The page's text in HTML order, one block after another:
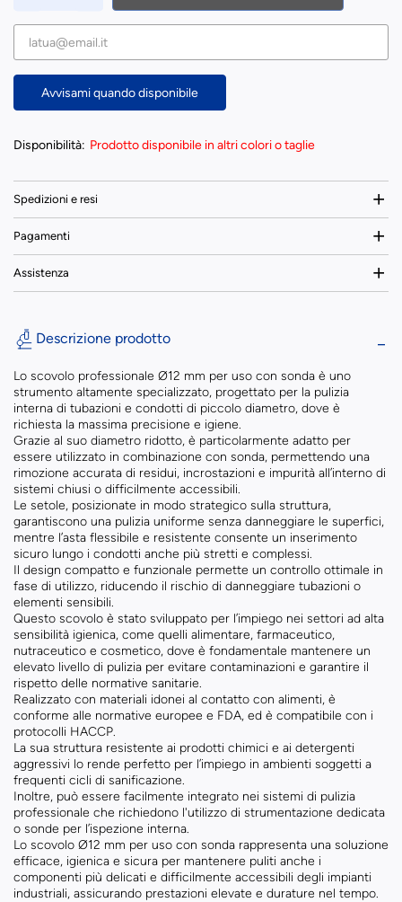
Avvisami quando disponibile
Disponibilità: Prodotto disponibile in altri colori o taglie
Spedizioni e resi
Pagamenti
Assistenza
Descrizione prodotto
Lo scovolo professionale Ø12 mm per uso con sonda è uno
strumento altamente specializzato, progettato per la pulizia
interna di tubazioni e condotti di piccolo diametro, dove è
richiesta la massima precisione e igiene.
Grazie al suo diametro ridotto, è particolarmente adatto per
essere utilizzato in combinazione con sonda, permettendo una
rimozione accurata di residui, incrostazioni e impurità all’interno di
sistemi chiusi o difficilmente accessibili.
Le setole, posizionate in modo strategico sulla struttura,
garantiscono una pulizia uniforme senza danneggiare le superfici,
mentre l’asta flessibile e resistente consente un inserimento
sicuro lungo i condotti anche più stretti e complessi.
Il design compatto e funzionale permette un controllo ottimale in
fase di utilizzo, riducendo il rischio di danneggiare tubazioni o
elementi sensibili.
Questo scovolo è stato sviluppato per l’impiego nei settori ad alta
sensibilità igienica, come quelli alimentare, farmaceutico,
nutraceutico e cosmetico, dove è fondamentale mantenere un
elevato livello di pulizia per evitare contaminazioni e garantire il
rispetto delle normative sanitarie.
Realizzato con materiali idonei al contatto con alimenti, è
conforme alle normative europee e FDA, ed è compatibile con i
protocolli HACCP.
La sua struttura resistente ai prodotti chimici e ai detergenti
aggressivi lo rende perfetto per l’impiego in ambienti soggetti a
frequenti cicli di sanificazione.
Inoltre, può essere facilmente integrato nei sistemi di pulizia
professionale che richiedono l'utilizzo di strumentazione dedicata
o sonde per l’ispezione interna.
Lo scovolo Ø12 mm per uso con sonda rappresenta una soluzione
efficace, igienica e sicura per mantenere puliti anche i
componenti più delicati e difficilmente accessibili degli impianti
industriali, assicurando prestazioni elevate e durature nel tempo.